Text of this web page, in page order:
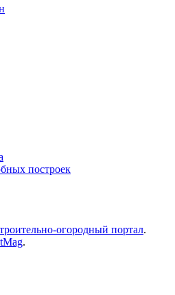
построек
огородный портал.
.